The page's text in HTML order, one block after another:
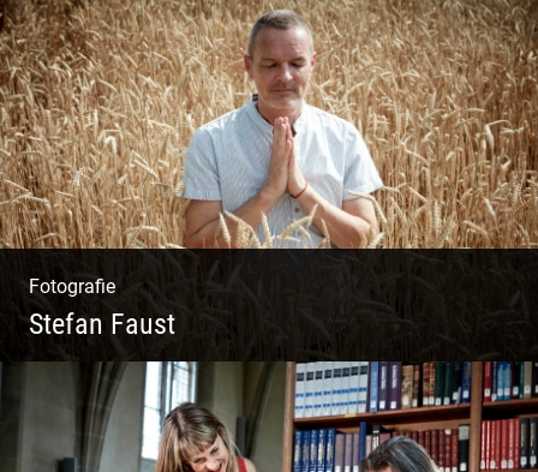
Wunderbare Architektur, außergewöhnliches
Design – eine Oase der Ruhe und
Entspannung. Ausgedehnte Fotostrecke
Fotografie
Stefan Faust
Yoga & Meditation